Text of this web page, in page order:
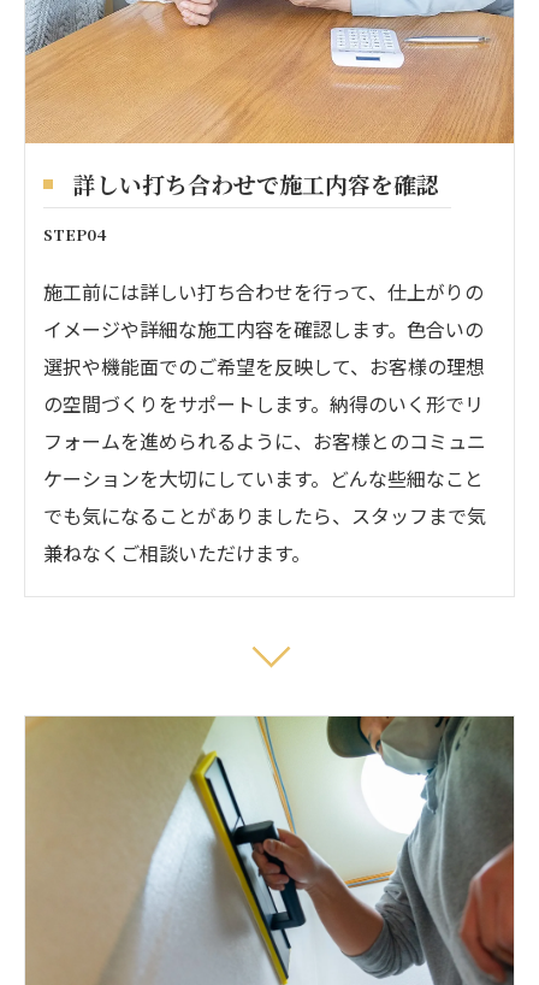
詳しい打ち合わせで施工内容を確認
STEP04
施工前には詳しい打ち合わせを行って、仕上がりの
イメージや詳細な施工内容を確認します。色合いの
選択や機能面でのご希望を反映して、お客様の理想
の空間づくりをサポートします。納得のいく形でリ
フォームを進められるように、お客様とのコミュニ
ケーションを大切にしています。どんな些細なこと
でも気になることがありましたら、スタッフまで気
兼ねなくご相談いただけます。